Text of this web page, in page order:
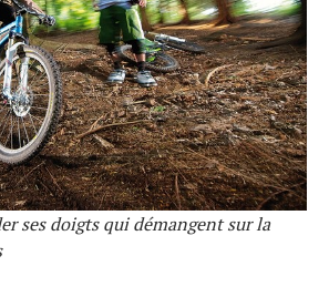
ses doigts qui démangent sur la